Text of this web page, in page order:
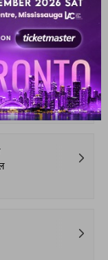
आता है